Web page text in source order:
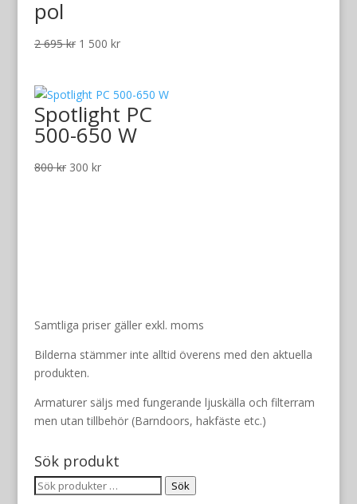
pol
2 695kr Det
var:
695 kr.
1 500 krDet
är:
1
500 kr.
Spotlight PC
500-650 W
800kr Det
300 krDet
Samtliga priser gäller exkl. moms
Bilderna stämmer inte alltid överens med den aktuella
produkten.
Armaturer säljs med fungerande ljuskälla och filterram
men utan tillbehör (Barndoors, hakfäste etc.)
Sök produkt
Sök
Sök